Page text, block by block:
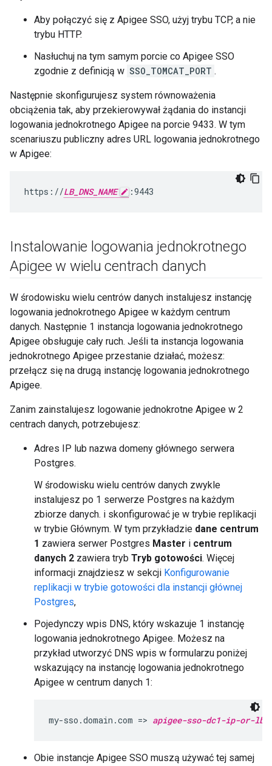
Aby połączyć się z Apigee SSO, użyj trybu TCP, a nie
trybu HTTP.
Nasłuchuj na tym samym porcie co Apigee SSO
zgodnie z definicją w SSO_TOMCAT_PORT .
Następnie skonfigurujesz system równoważenia
obciążenia tak, aby przekierowywał żądania do instancji
logowania jednokrotnego Apigee na porcie 9433. W tym
scenariuszu publiczny adres URL logowania jednokrotnego
w Apigee:
https://LB_DNS_NAME :9443
Instalowanie logowania jednokrotnego
Apigee w wielu centrach danych
W środowisku wielu centrów danych instalujesz instancję
logowania jednokrotnego Apigee w każdym centrum
danych. Następnie 1 instancja logowania jednokrotnego
Apigee obsługuje cały ruch. Jeśli ta instancja logowania
jednokrotnego Apigee przestanie działać, możesz:
przełącz się na drugą instancję logowania jednokrotnego
Apigee.
Zanim zainstalujesz logowanie jednokrotne Apigee w 2
centrach danych, potrzebujesz:
Adres IP lub nazwa domeny głównego serwera
Postgres.
W środowisku wielu centrów danych zwykle
instalujesz po 1 serwerze Postgres na każdym
zbiorze danych. i skonfigurować je w trybie replikacji
w trybie Głównym. W tym przykładzie dane centrum
1 zawiera serwer Postgres Master i centrum
danych 2 zawiera tryb Tryb gotowości. Więcej
informacji znajdziesz w sekcji Konfigurowanie
replikacji w trybie gotowości dla instancji głównej
Postgres,
Pojedynczy wpis DNS, który wskazuje 1 instancję
logowania jednokrotnego Apigee. Możesz na
przykład utworzyć DNS wpis w formularzu poniżej
wskazujący na instancję logowania jednokrotnego
Apigee w centrum danych 1:
my-sso.domain.com => apigee-sso-dc1-ip-or-lb
Obie instancje Apigee SSO muszą używać tej samej